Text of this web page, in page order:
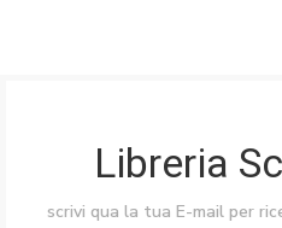
Libreria
scrivi qua la tua E-mail per